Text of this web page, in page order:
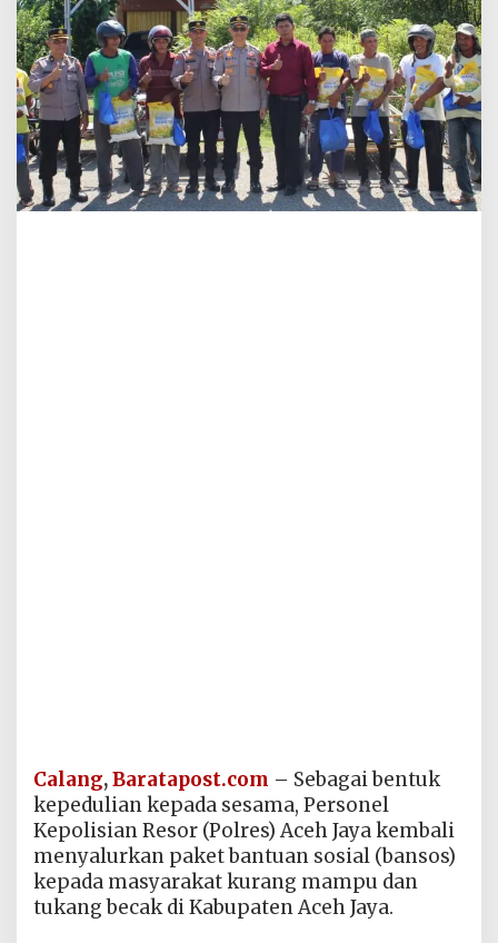
Calang,Baratapost.com – Sebagai bentuk
kepedulian kepada sesama, Personel
Kepolisian Resor (Polres) Aceh Jaya kembali
menyalurkan paket bantuan sosial (bansos)
kepada masyarakat kurang mampu dan
tukang becak di Kabupaten Aceh Jaya.